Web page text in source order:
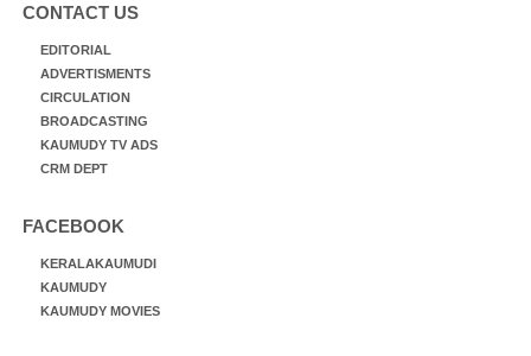
CONTACT US
EDITORIAL
ADVERTISMENTS
CIRCULATION
BROADCASTING
KAUMUDY TV ADS
CRM DEPT
FACEBOOK
KERALAKAUMUDI
KAUMUDY
KAUMUDY MOVIES